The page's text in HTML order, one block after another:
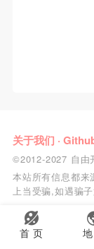
首 页
关于我们 ·
©2012-2027 自由
本站所有信息都来
上当受骗,如遇骗